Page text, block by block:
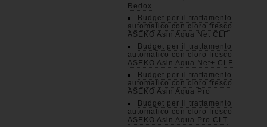
Redox
Budget per il trattamento
automatico con cloro fresco
ASEKO Asin Aqua Net CLF
Budget per il trattamento
automatico con cloro fresco
ASEKO Asin Aqua Net+ CLF
Budget per il trattamento
automatico con cloro fresco
ASEKO Asin Aqua Pro
Budget per il trattamento
automatico con cloro fresco
ASEKO Asin Aqua Pro CLT